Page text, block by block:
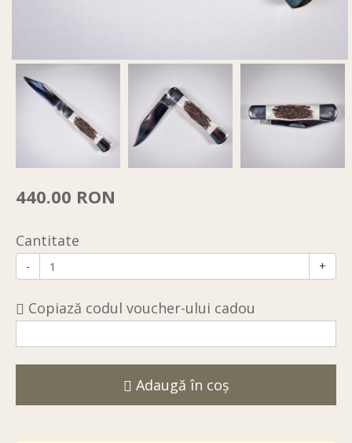
440.00 RON
Cantitate
- +
Copiază codul voucher-ului cadou
Adaugă în coş